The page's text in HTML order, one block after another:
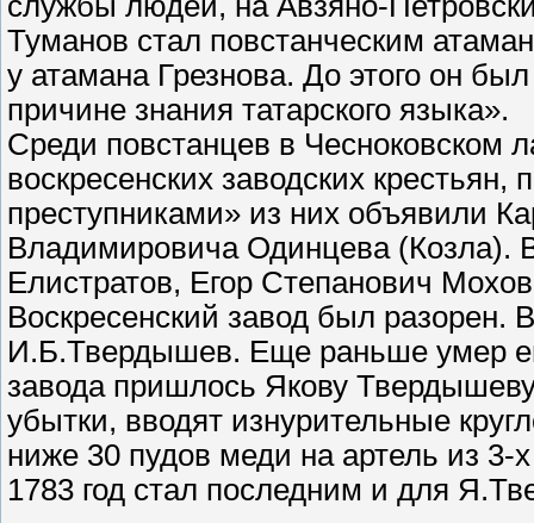
Туманов стал повстанческим
у атамана Грезнова. До этого он
причине знания татарского языка».
Среди повстанцев в Чесноковском
воскресенских заводских
преступниками» из них объявили
Владимировича Одинцева (Козла).
Елистратов, Егор Степанович
Воскресенский завод был разорен.
И.Б.Твердышев. Еще раньше умер
завода пришлось Якову
убытки, вводят изнурительные
ниже 30 пудов меди на артель из 3-
1783 год стал последним и для